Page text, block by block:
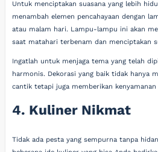
Untuk menciptakan suasana yang lebih
menambah elemen pencahayaan dengan
atau malam hari. Lampu-lampu ini akan
saat matahari terbenam dan menciptakan
Ingatlah untuk menjaga tema yang telah
harmonis. Dekorasi yang baik tidak hanya
cantik tetapi juga memberikan kenyamanan
4. Kuliner Nikmat
Tidak ada pesta yang sempurna tanpa